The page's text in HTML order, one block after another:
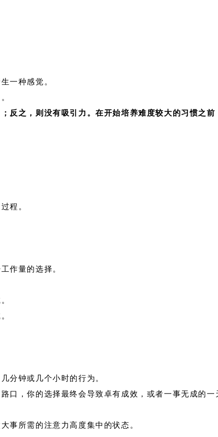
一种感觉。
反之，则没有吸引力。在开始培养难度较大的习惯之
程。
作量的选择。
分钟或几个小时的行为。
口，你的选择最终会导致卓有成效，或者一事无成的一
事所需的注意力高度集中的状态。